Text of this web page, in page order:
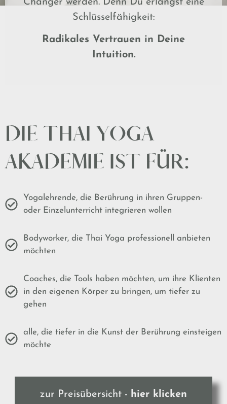
Schlüsselfähigkeit:
Radikales Vertrauen in Deine
Intuition.
DIE THAI YOGA
AKADEMIE IST FÜR:
Yogalehrende, die Berührung in ihren Gruppen-
oder Einzelunterricht integrieren wollen
Bodyworker, die Thai Yoga professionell anbieten
möchten
Coaches, die Tools haben möchten, um ihre Klienten
in den eigenen Körper zu bringen, um tiefer zu
gehen
alle, die tiefer in die Kunst der Berührung einsteigen
möchte
zur Preisübersicht - hier klicken